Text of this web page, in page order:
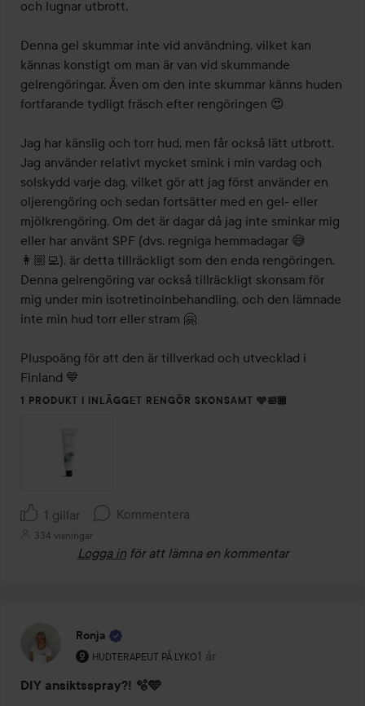
och lugnar utbrott.
Denna gel skummar inte vid användning, vilket kan
kännas konstigt om man är van vid skummande
gelrengöringar. Även om den inte skummar känns huden
fortfarande tydligt fräsch efter rengöringen 😍
Jag har känslig och torr hud, men får också lätt utbrott.
Jag använder relativt mycket smink i min vardag och
solskydd varje dag, vilket gör att jag först använder en
oljerengöring och sedan fortsätter med en gel- eller
mjölkrengöring. Om det är dagar då jag inte sminkar mig
eller har använt SPF (dvs. regniga hemmadagar 😅
👩🏼‍💻), är detta tillräckligt som den enda rengöringen.
Denna gelrengöring var också tillräckligt skonsam för
mig under min isotretinoinbehandling, och den lämnade
inte min hud torr eller stram 🤗
Pluspoäng för att den är tillverkad och utvecklad i
Finland 💙
1 PRODUKT I INLÄGGET RENGÖR SKONSAMT 🩵🛀🏼
1 gillar Kommentera
334 visningar
Logga in för att lämna en kommentar
Ronja
HUDTERAPEUT PÅ LYKO
Användarens roll: Hudterapeut på Lyko.
1 år
Inlägget skapades 1 år
DIY ansiktsspray?! 🫧🩵